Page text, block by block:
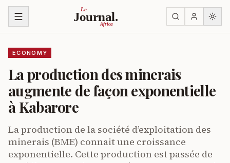
Skip to content Le
Journal.
Africa
ECONOMY
La production des minerais
augmente de façon exponentielle
à Kabarore
La production de la société d’exploitation des
minerais (BME) connait une croissance
exponentielle. Cette production est passée de